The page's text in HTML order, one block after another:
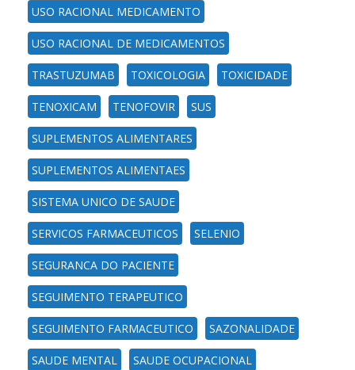
USO RACIONAL MEDICAMENTO
USO RACIONAL DE MEDICAMENTOS
TRASTUZUMAB TOXICOLOGIA TOXICIDADE
TENOXICAM TENOFOVIR SUS
SUPLEMENTOS ALIMENTARES
SUPLEMENTOS ALIMENTAES
SISTEMA UNICO DE SAUDE
SERVICOS FARMACEUTICOS SELENIO
SEGURANCA DO PACIENTE
SEGUIMENTO TERAPEUTICO
SEGUIMENTO FARMACEUTICO SAZONALIDADE
SAUDE MENTAL SAUDE OCUPACIONAL